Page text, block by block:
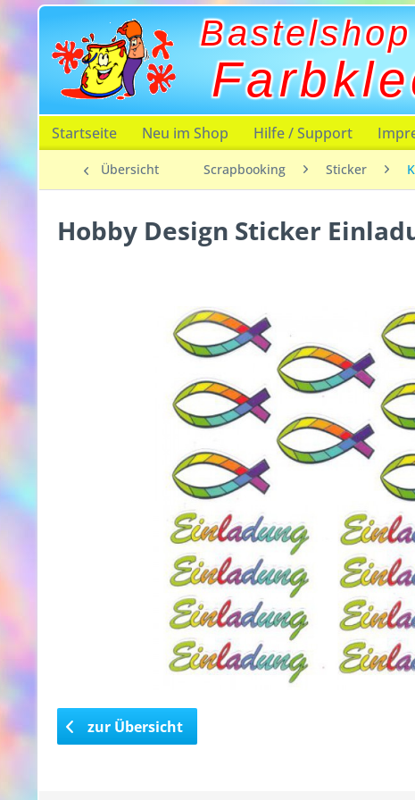
Bastelshop
Startseite Neu im Shop Hilfe / Support
Übersicht Scrapbooking Sticker
Hobby Design Sticker
zur Übersicht